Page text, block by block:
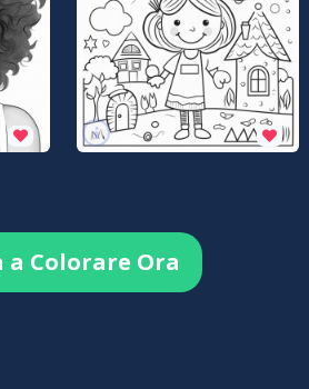
a Colorare Ora